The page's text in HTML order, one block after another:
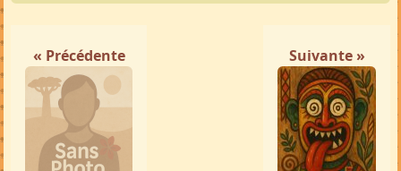
« Précédente Suivante »